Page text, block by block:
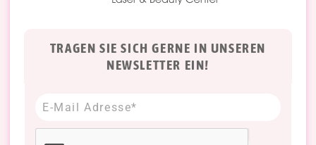
TRAGEN SIE SICH GERNE IN UNSEREN
NEWSLETTER EIN!